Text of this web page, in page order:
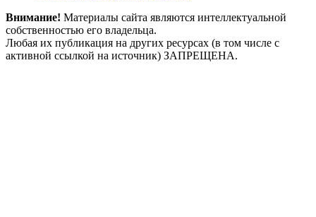
Внимание! Материалы сайта являются интеллектуальной
собственностью его владельца.
Любая их публикация на других ресурсах (в том числе с
активной ссылкой на источник) ЗАПРЕЩЕНА.